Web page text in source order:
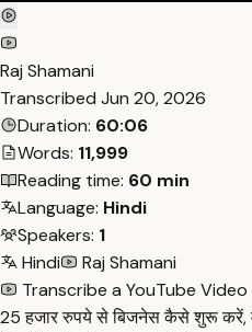
Raj Shamani
Transcribed Jun 20, 2026
Duration: 60:06
Words: 11,999
Reading time: 60 min
Language: Hindi
Speakers: 1
Hindi
Raj Shamani
Transcribe a YouTube Video
25 हजार रुपये से बिजनेस कैसे शुरू करें,